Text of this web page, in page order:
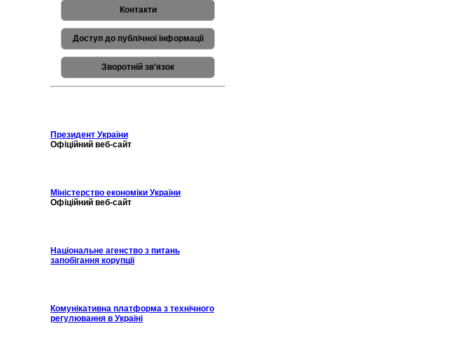
Контакти
Доступ до публічної інформації
Зворотній зв'язок
Президент України
Офіційний веб-сайт
Міністерство економіки України
Офіційний веб-сайт
Національне агенство з питань
запобігання корупції
Комунікативна платформа з технічного
регулювання в Україні